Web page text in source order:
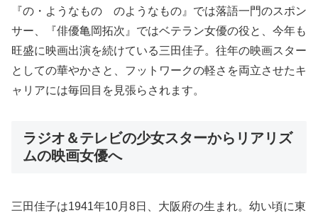
『の・ようなもの のようなもの』では落語一門のスポン
サー、『俳優亀岡拓次』ではベテラン女優の役と、今年も
旺盛に映画出演を続けている三田佳子。往年の映画スター
としての華やかさと、フットワークの軽さを両立させたキ
ャリアには毎回目を見張らされます。
ラジオ＆テレビの少女スターからリアリズ
ムの映画女優へ
三田佳子は1941年10月8日、大阪府の生まれ。幼い頃に東